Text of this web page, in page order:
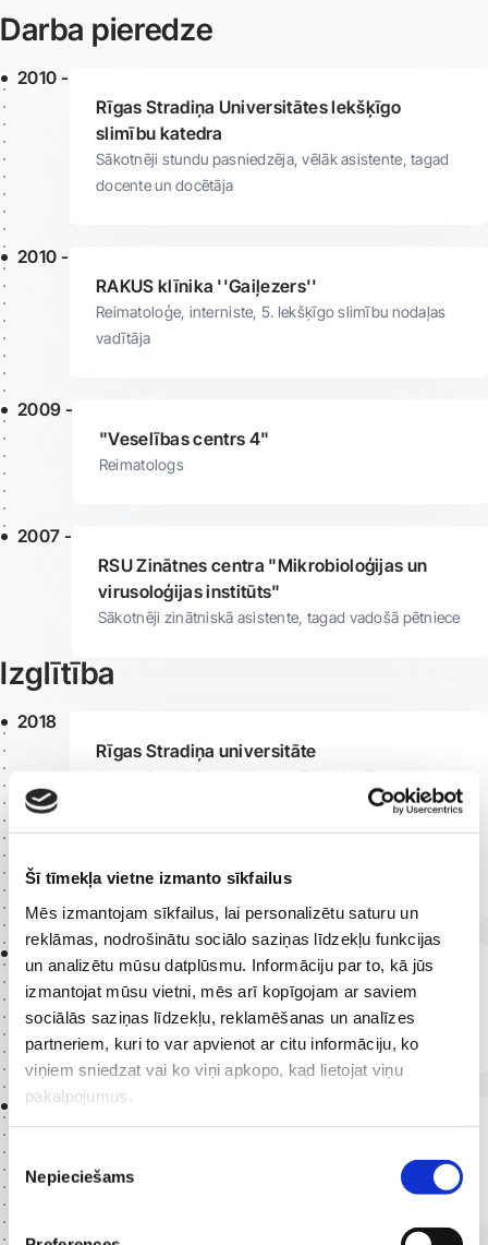
Šī tīmekļa vietne izmanto sīkfailus
Mēs izmantojam sīkfailus, lai personalizētu saturu un
reklāmas, nodrošinātu sociālo saziņas līdzekļu funkcijas
un analizētu mūsu datplūsmu. Informāciju par to, kā jūs
izmantojat mūsu vietni, mēs arī kopīgojam ar saviem
sociālās saziņas līdzekļu, reklamēšanas un analīzes
partneriem, kuri to var apvienot ar citu informāciju, ko
viņiem sniedzat vai ko viņi apkopo, kad lietojat viņu
pakalpojumus.
izvēle
Nepieciešams
Darba pieredze
2010 -
Rīgas Stradiņa Universitātes Iekšķīgo
slimību katedra
Sākotnēji stundu pasniedzēja, vēlāk asistente, tagad
docente un docētāja
2010 -
RAKUS klīnika ''Gaiļezers''
Reimatoloģe, interniste, 5. Iekšķīgo slimību nodaļas
vadītāja
2009 -
"Veselības centrs 4"
Reimatologs
2007 -
RSU Zinātnes centra "Mikrobioloģijas un
virusoloģijas institūts"
Sākotnēji zinātniskā asistente, tagad vadošā pētniece
Izglītība
2018
Rīgas Stradiņa universitāte
Ieguvusi medicīnas doktora grādu, aizstāvot
promocijas darbu "Latentas/persistentas parvovīrusa
b19, hhv-6 un hhv-7 infekcijas iesaiste reimatoīdā
radioloģisko atradi"
Rīgas Stradiņa universitāte
Absolvējusi rezidentūru reimatoloģijā, ieguvusi
reimatologa sertifikātu
2006
Absolvējusi rezidentūru internaja medicīnā, Ieguvusi
internista sertifikātu